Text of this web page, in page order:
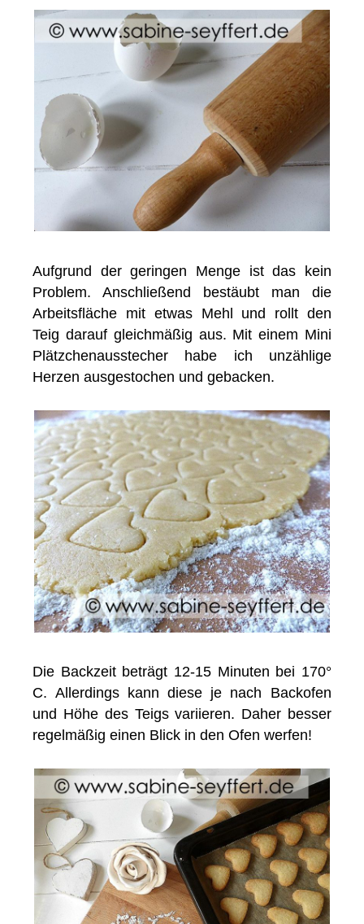
Aufgrund der geringen Menge ist das kein
Problem. Anschließend bestäubt man die
Arbeitsfläche mit etwas Mehl und rollt den
Teig darauf gleichmäßig aus. Mit einem Mini
Plätzchenausstecher habe ich unzählige
Herzen ausgestochen und gebacken.
Die Backzeit beträgt 12-15 Minuten bei 170°
C. Allerdings kann diese je nach Backofen
und Höhe des Teigs variieren. Daher besser
regelmäßig einen Blick in den Ofen werfen!